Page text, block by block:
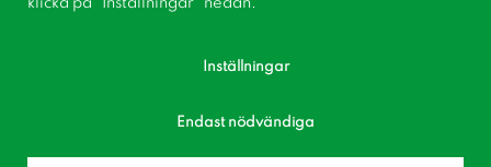
klicka på "Inställningar" nedan.
Inställningar
Endast nödvändiga